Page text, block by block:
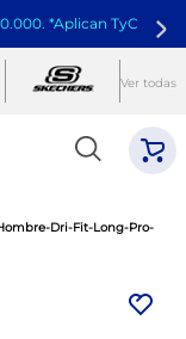
*Aplican TyC
Ver todas
Dri-Fit-Long-Pro-